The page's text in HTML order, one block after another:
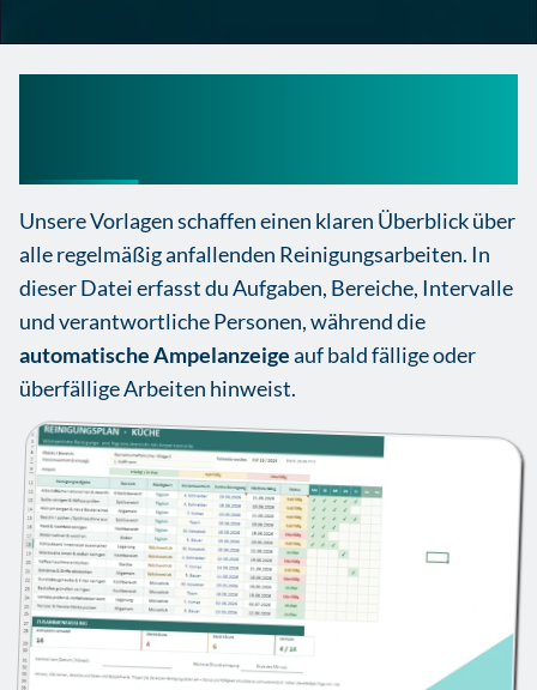
Unsere Vorlagen schaffen einen klaren Überblick über
alle regelmäßig anfallenden Reinigungsarbeiten. In
dieser Datei erfasst du Aufgaben, Bereiche, Intervalle
und verantwortliche Personen, während die
automatische Ampelanzeigeauf bald fällige oder
überfällige Arbeiten hinweist.